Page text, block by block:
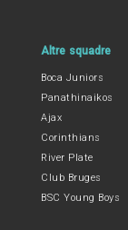
Altre squadre
Boca Juniors
Panathinaikos
Ajax
Corinthians
River Plate
Club Bruges
BSC Young Boys